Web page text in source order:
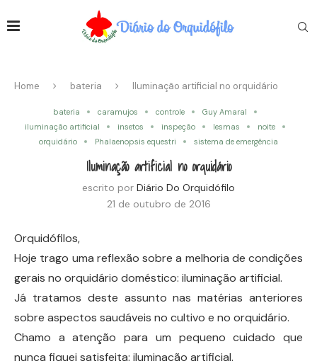
Home bateria Iluminação artificial no orquidário
bateria caramujos controle
Guy Amaral
iluminação artificial
insetos inspeção lesmas
noite
orquidário
Phalaenopsis equestri sistema de emergência
Iluminação artificial no orquidário
escrito por Diário Do Orquidófilo
21 de outubro de 2016
Orquidófilos,
Hoje trago uma reflexão sobre a melhoria de condições
gerais no orquidário doméstico: iluminação artificial.
Já tratamos deste assunto nas matérias anteriores
sobre aspectos saudáveis no cultivo e no orquidário.
Chamo a atenção para um pequeno cuidado que
nunca fiquei satisfeita: iluminação artificial.